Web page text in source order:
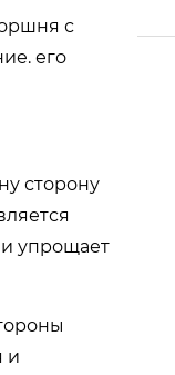
с
его
сторону
упрощает
и